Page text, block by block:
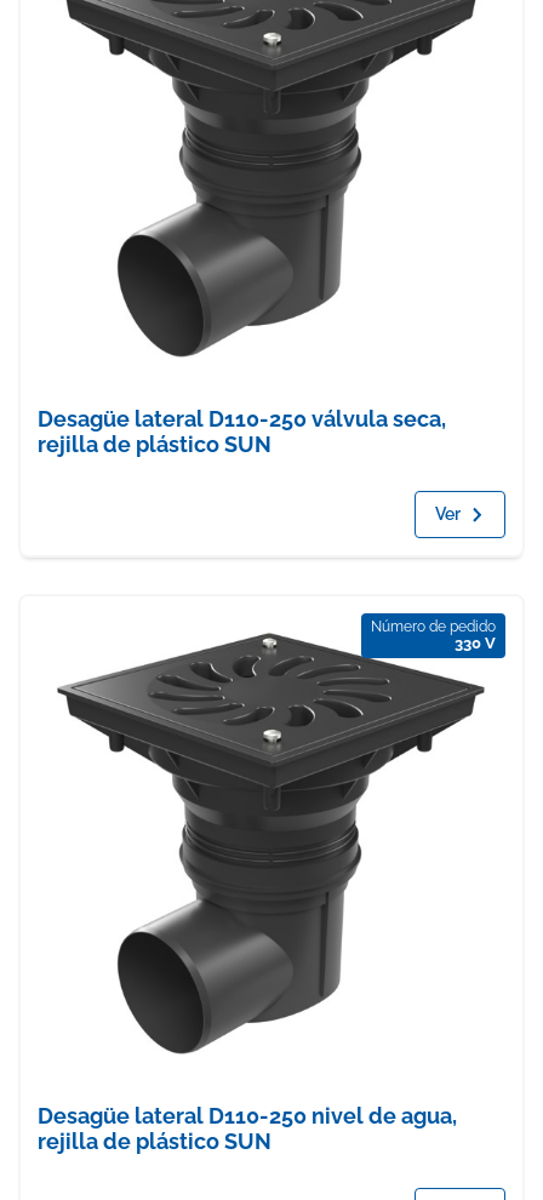
Desagüe lateral D110-250 válvula seca,
rejilla de plástico SUN
Ver
Número de pedido
330 V
Desagüe lateral D110-250 nivel de agua,
rejilla de plástico SUN